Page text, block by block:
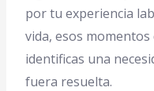
por tu experiencia
vida, esos
identificas una
fuera resuelta.